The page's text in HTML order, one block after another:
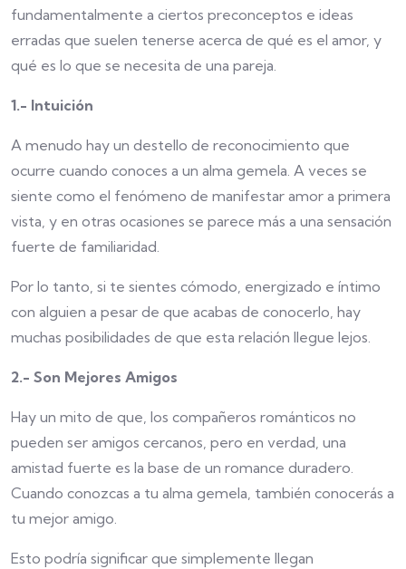
fundamentalmente a ciertos preconceptos e ideas
erradas que suelen tenerse acerca de qué es el amor, y
qué es lo que se necesita de una pareja.
1.- Intuición
A menudo hay un destello de reconocimiento que
ocurre cuando conoces a un alma gemela. A veces se
siente como el fenómeno de manifestar amor a primera
vista, y en otras ocasiones se parece más a una sensación
fuerte de familiaridad.
Por lo tanto, si te sientes cómodo, energizado e íntimo
con alguien a pesar de que acabas de conocerlo, hay
muchas posibilidades de que esta relación llegue lejos.
2.- Son Mejores Amigos
Hay un mito de que, los compañeros románticos no
pueden ser amigos cercanos, pero en verdad, una
amistad fuerte es la base de un romance duradero.
Cuando conozcas a tu alma gemela, también conocerás a
tu mejor amigo.
Esto podría significar que simplemente llegan